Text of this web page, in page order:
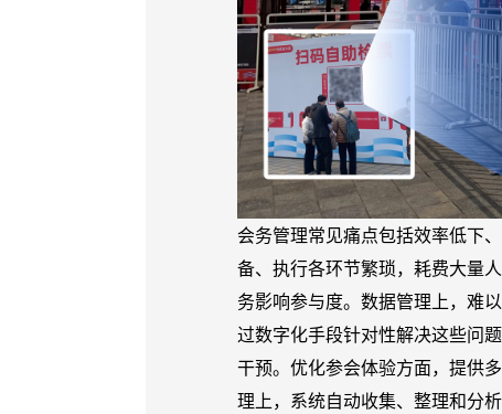
会务管理常见痛点包括效率低下
备、执行各环节繁琐，耗费大量
务影响参与度。数据管理上，难
过数字化手段针对性解决这些问
干预。优化参会体验方面，提供
理上，系统自动收集、整理和分